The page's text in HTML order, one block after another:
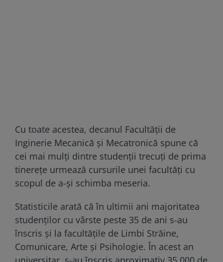
Cu toate acestea, decanul Facultăţii de
Inginerie Mecanică şi Mecatronică spune că
cei mai mulţi dintre studenţii trecuţi de prima
tinereţe urmează cursurile unei facultăți cu
scopul de a-şi schimba meseria.
Statisticile arată că în ultimii ani majoritatea
studenților cu vârste peste 35 de ani s-au
înscris şi la facultăţile de Limbi Străine,
Comunicare, Arte şi Psihologie. În acest an